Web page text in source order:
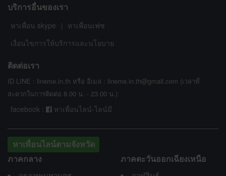
บริการอื่นของเรา
หาเพื่อน skype |
หาเพื่อนเฟซ
เงื่อนไขการให้บริการและนโยบาย
ติดต่อเรา
ID LINE : lineme.in.th หรือ อีเมล : lineme.in.th@gmail.com (เวลาที่
สะดวกในการติดต่อ 8.00 น. - 23.00 น.)
facebook : หาเพื่อนไลน์-ไลน์มี
หาเพื่อนไลน์ตามจังหวัด
ภาคกลาง
ภาคตะวันออกเฉียงเหนือ